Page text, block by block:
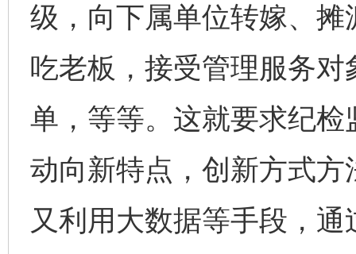
级，向下属单位转嫁、
吃老板，接受管理服务
单，等等。这就要求纪
动向新特点，创新方式
又利用大数据等手段，